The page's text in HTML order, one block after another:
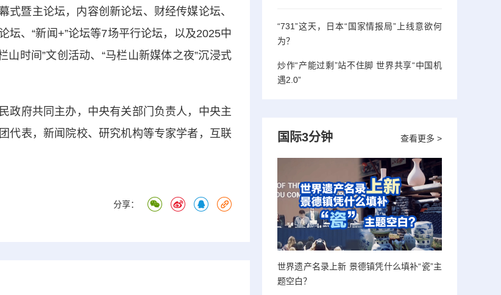
暨主论坛，内容创新论坛、财经传媒论坛、
、“新闻+”论坛等7场平行论坛，以及2025中
山时间”文创活动、“马栏山新媒体之夜”沉浸式
府共同主办，中央有关部门负责人，中央主
代表，新闻院校、研究机构等专家学者，互联
分享：
“731”这天，日本“国家情报局”上线意欲何
为？
炒作“产能过剩”站不住脚 世界共享“中国机
遇2.0”
查看更多 >
国际3分钟
世界遗产名录上新 景德镇凭什么填补“瓷”主
题空白？